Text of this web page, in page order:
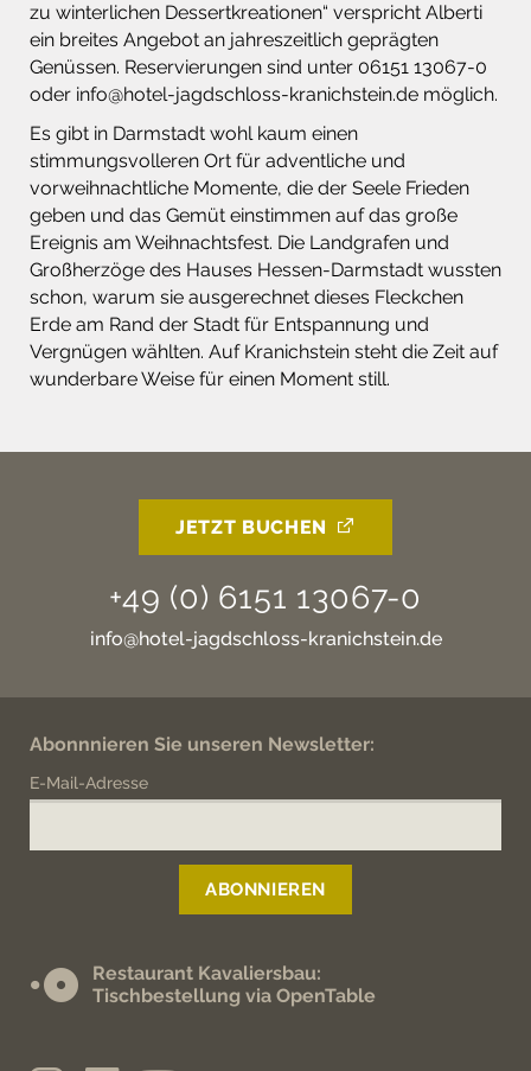
zu winterlichen Dessertkreationen“ verspricht Alberti
ein breites Angebot an jahreszeitlich geprägten
Genüssen. Reservierungen sind unter 06151 13067-0
oder info@hotel-jagdschloss-kranichstein.de möglich.
Es gibt in Darmstadt wohl kaum einen
stimmungsvolleren Ort für adventliche und
vorweihnachtliche Momente, die der Seele Frieden
geben und das Gemüt einstimmen auf das große
Ereignis am Weihnachtsfest. Die Landgrafen und
Großherzöge des Hauses Hessen-Darmstadt wussten
schon, warum sie ausgerechnet dieses Fleckchen
Erde am Rand der Stadt für Entspannung und
Vergnügen wählten. Auf Kranichstein steht die Zeit auf
wunderbare Weise für einen Moment still.
JETZT BUCHEN
+49 (0) 6151 13067-0
info@hotel-jagdschloss-kranichstein.de
Abonnnieren Sie unseren Newsletter:
E-Mail-Adresse
Restaurant Kavaliersbau:
Tischbestellung via OpenTable